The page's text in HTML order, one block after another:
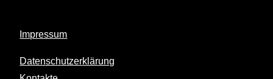
Impressum
Datenschutzerklärung